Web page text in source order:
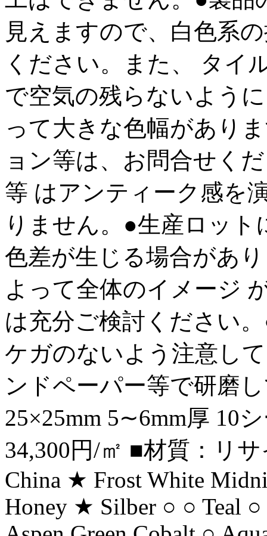
見えますので、白色系
ください。また、 タイ
で空気の残らないよう
って大きな色幅があり
ョン等は、お問合せく
等 はアンティーク感を
りません。●生産ロッ
色差が生じる場合があ
よって全体のイメージ
は充分ご検討ください
ケガのないよう注意し
ンドペーパー等で研磨
25×25mm 5∼6mm厚 10
34,300円/㎡ ■材質：リ
China ★ Frost White
Honey ★ Silber ○ ○ Teal